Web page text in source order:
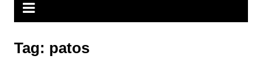
Tag: patos